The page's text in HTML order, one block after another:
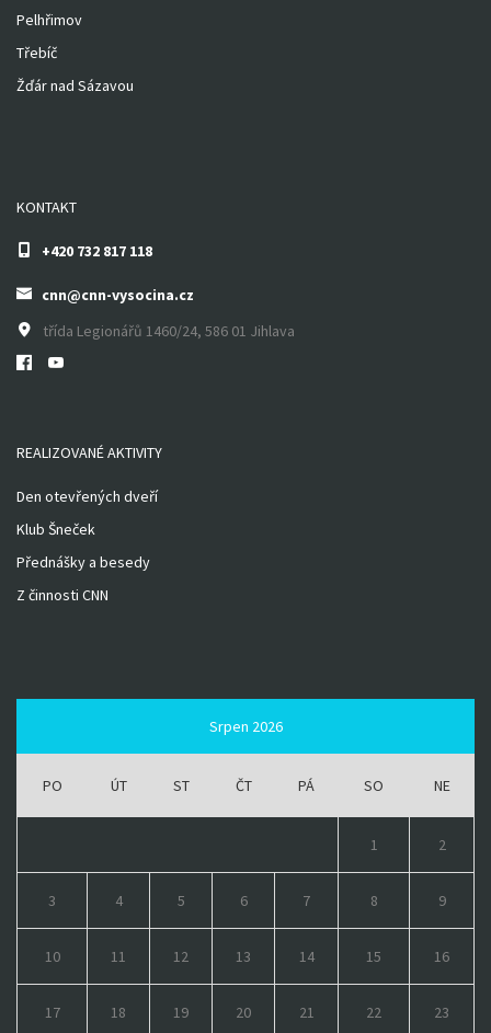
Pelhřimov
Třebíč
Žďár nad Sázavou
KONTAKT
+420 732 817 118
cnn@cnn-vysocina.cz
třída Legionářů 1460/24, 586 01 Jihlava
REALIZOVANÉ AKTIVITY
Den otevřených dveří
Klub Šneček
Přednášky a besedy
Z činnosti CNN
Srpen 2026
PO ÚT ST ČT PÁ SO NE
1 2
3 4 5 6 7 8 9
10 11 12 13 14 15 16
17 18 19 20 21 22 23